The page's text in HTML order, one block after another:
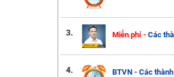
3. Miễn phí - Các
4. BTVN - Các